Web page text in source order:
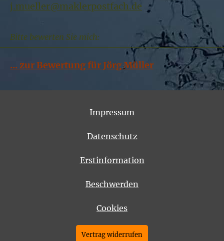
j.mueller@maklerpostfach.de
Bitte bewerten Sie mich:
... zur Bewertung für Jörg Müller
Impressum
Datenschutz
Erstinformation
Beschwerden
Cookies
Vertrag widerrufen